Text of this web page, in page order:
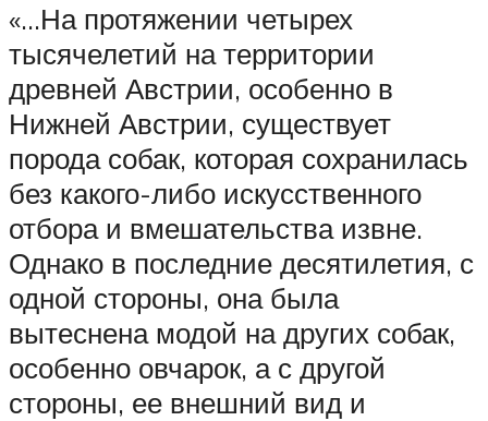
«…На протяжении четырех
тысячелетий на территории
древней Австрии, особенно в
Нижней Австрии, существует
порода собак, которая сохранилась
без какого-либо искусственного
отбора и вмешательства извне.
Однако в последние десятилетия, с
одной стороны, она была
вытеснена модой на других собак,
особенно овчарок, а с другой
стороны, ее внешний вид и